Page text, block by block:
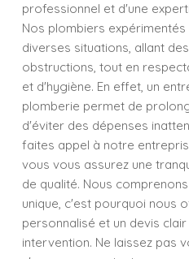
professionnel et d'une
Nos plombiers
diverses situations, allant
obstructions, tout en
et d'hygiène. En effet, un
plomberie permet de
d'éviter des dépenses
faites appel à notre
vous vous assurez une
de qualité. Nous
unique, c'est pourquoi nous
personnalisé et un devis
intervention. Ne laissez pas